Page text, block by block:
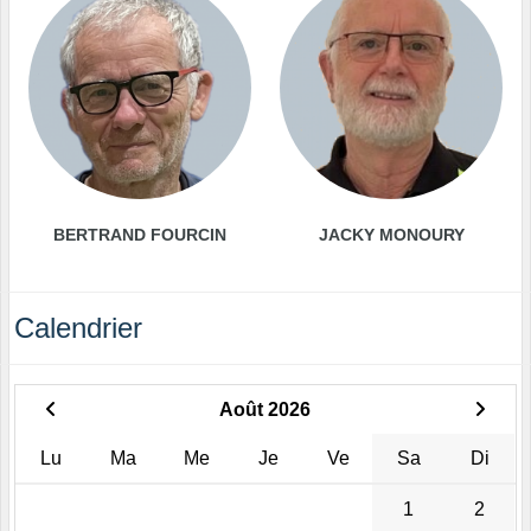
BERTRAND FOURCIN JACKY MONOURY
Calendrier
Août 2026
Lu Ma Me Je Ve Sa Di
1 2